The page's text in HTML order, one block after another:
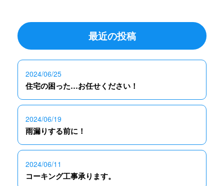
最近の投稿
2024/06/25
住宅の困った…お任せください！
2024/06/19
雨漏りする前に！
2024/06/11
コーキング工事承ります。